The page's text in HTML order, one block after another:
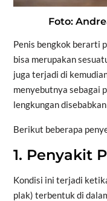
Foto:
Penis bengkok berarti
bisa merupakan
juga terjadi di
menyebutnya sebagai
lengkungan
Berikut beberapa
1. Penyakit
Kondisi ini terjadi
plak) terbentuk di